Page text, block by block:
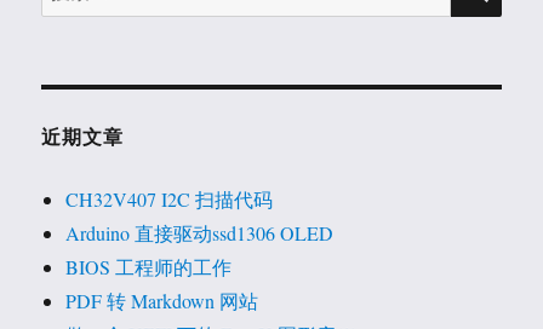
索：
近期文章
CH32V407 I2C 扫描代码
Arduino 直接驱动ssd1306 OLED
BIOS 工程师的工作
PDF 转 Markdown 网站